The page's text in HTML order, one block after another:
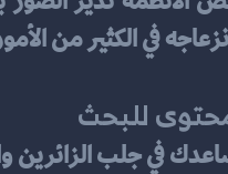
في الكثير من
للبحث